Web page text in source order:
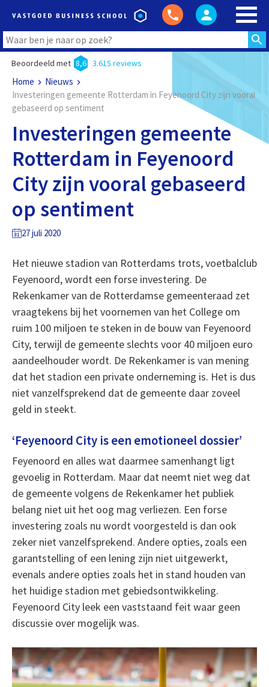
Beoordeeld met 8,6 3.615 reviews
Home
Nieuws
Investeringen gemeente Rotterdam in Feyenoord City zijn vooral
gebaseerd op sentiment
Investeringen gemeente
Rotterdam in Feyenoord
City zijn vooral gebaseerd
op sentiment
27 juli 2020
Het nieuwe stadion van Rotterdams trots, voetbalclub
Feyenoord, wordt een forse investering. De
Rekenkamer van de Rotterdamse gemeenteraad zet
vraagtekens bij het voornemen van het College om
ruim 100 miljoen te steken in de bouw van Feyenoord
City, terwijl de gemeente slechts voor 40 miljoen euro
aandeelhouder wordt. De Rekenkamer is van mening
dat het stadion een private onderneming is. Het is dus
niet vanzelfsprekend dat de gemeente daar zoveel
geld in steekt.
‘Feyenoord City is een emotioneel dossier’
Feyenoord en alles wat daarmee samenhangt ligt
gevoelig in Rotterdam. Maar dat neemt niet weg dat
de gemeente volgens de Rekenkamer het publiek
belang niet uit het oog mag verliezen. Een forse
investering zoals nu wordt voorgesteld is dan ook
zeker niet vanzelfsprekend. Andere opties, zoals een
garantstelling of een lening zijn niet uitgewerkt,
evenals andere opties zoals het in stand houden van
het huidige stadion met gebiedsontwikkeling.
Feyenoord City leek een vaststaand feit waar geen
discussie over mogelijk was.